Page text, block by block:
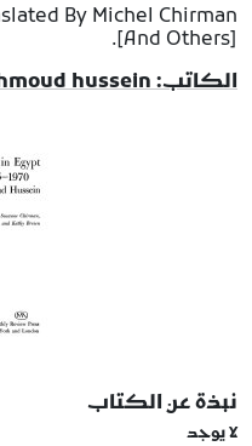
By Michel Chirman
[And Others].
الكاتب: mahmoud hussein
نبذة عن الكتاب
لا يوجد